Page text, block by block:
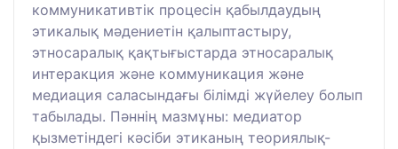
коммуникативтік процесін қабылдаудың
этикалық мәдениетін қалыптастыру,
этносаралық қақтығыстарда этносаралық
интеракция және коммуникация және
медиация саласындағы білімді жүйелеу болып
табылады. Пәннің мазмұны: медиатор
қызметіндегі кәсіби этиканың теориялық-